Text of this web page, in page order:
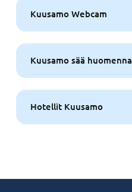
Kuusamo Webcam
Kuusamo sää huomenna
Hotellit Kuusamo